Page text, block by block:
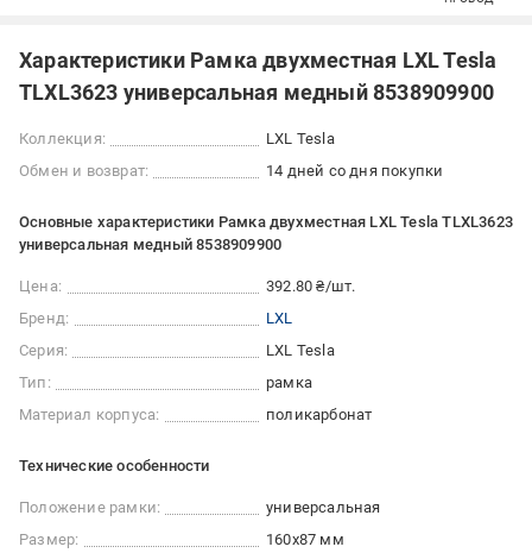
Характеристики Рамка двухместная LXL Tesla
TLXL3623 универсальная медный 8538909900
Коллекция:
LXL Tesla
Обмен и возврат:
14 дней со дня покупки
Основные характеристики Рамка двухместная LXL Tesla TLXL3623
универсальная медный 8538909900
Цена:
392.80 ₴/шт.
Бренд:
LXL
Серия:
LXL Tesla
Тип:
рамка
Материал корпуса:
поликарбонат
Технические особенности
Положение рамки:
универсальная
Размер:
160x87 мм